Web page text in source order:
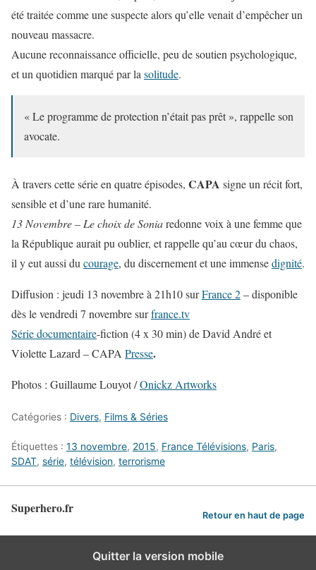
été traitée comme une suspecte alors qu’elle venait d’empêcher un
nouveau massacre.
Aucune reconnaissance officielle, peu de soutien psychologique,
et un quotidien marqué par la solitude.
« Le programme de protection n’était pas prêt », rappelle son
avocate.
À travers cette série en quatre épisodes, CAPA signe un récit fort,
sensible et d’une rare humanité.
13 Novembre – Le choix de Soniaredonne voix à une femme que
la République aurait pu oublier, et rappelle qu’au cœur du chaos,
il y eut aussi du courage, du discernement et une immensedignité.
Diffusion : jeudi 13 novembre à 21h10 surFrance 2– disponible
dès le vendredi 7 novembre surfrance.tv
Série documentaire-fiction (4 x 30 min) de David André et
Violette Lazard – CAPA Presse.
Photos : Guillaume Louyot /Onickz Artworks
Catégories : Divers, Films & Séries
Étiquettes : 13 novembre, 2015, France Télévisions, Paris,
SDAT, série, télévision, terrorisme
Superhero.fr Retour en haut de page
Quitter la version mobile